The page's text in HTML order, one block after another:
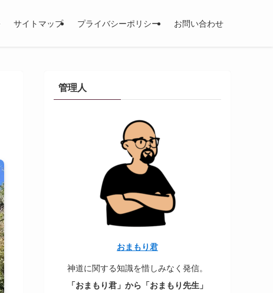
サイトマップ プライバシーポリシー お問い合わせ
管理人
おまもり君
神道に関する知識を惜しみなく発信。
「おまもり君」から「おまもり先生」